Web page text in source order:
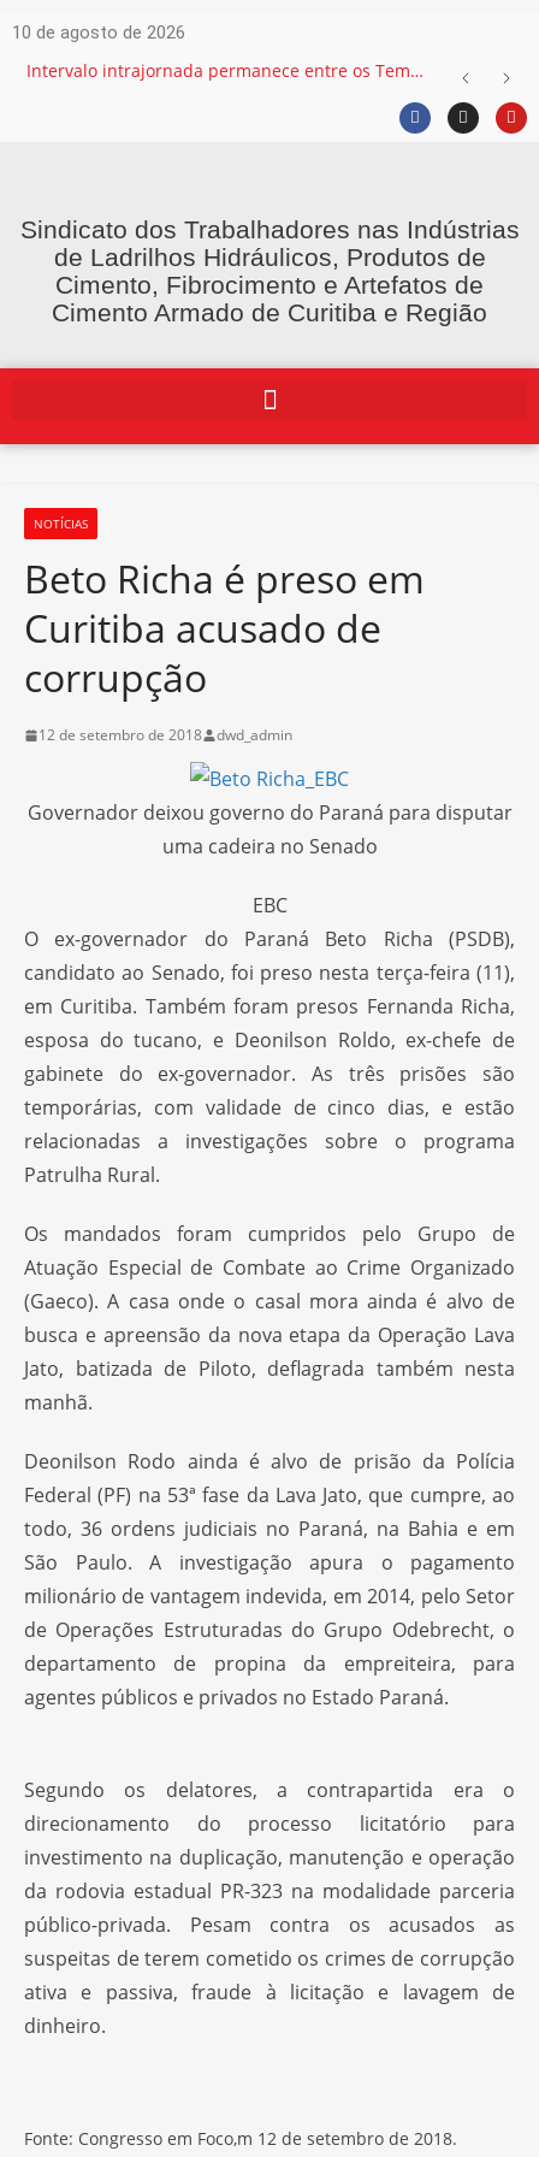
10 de agosto de 2026
Intervalo intrajornada permanece entre os Temas mais recorrentes na Justiça do Trabalho e exige atenção das empresas
Sindicato dos Trabalhadores nas Indústrias
de Ladrilhos Hidráulicos, Produtos de
Cimento, Fibrocimento e Artefatos de
Cimento Armado de Curitiba e Região
NOTÍCIAS
Beto Richa é preso em
Curitiba acusado de
corrupção
12 de setembro de 2018 dwd_admin
Governador deixou governo do Paraná para disputar
uma cadeira no Senado
EBC
O ex-governador do Paraná Beto Richa (PSDB),
candidato ao Senado, foi preso nesta terça-feira (11),
em Curitiba. Também foram presos Fernanda Richa,
esposa do tucano, e Deonilson Roldo, ex-chefe de
gabinete do ex-governador. As três prisões são
temporárias, com validade de cinco dias, e estão
relacionadas a investigações sobre o programa
Patrulha Rural.
Os mandados foram cumpridos pelo Grupo de
Atuação Especial de Combate ao Crime Organizado
(Gaeco). A casa onde o casal mora ainda é alvo de
busca e apreensão da nova etapa da Operação Lava
Jato, batizada de Piloto, deflagrada também nesta
manhã.
Deonilson Rodo ainda é alvo de prisão da Polícia
Federal (PF) na 53ª fase da Lava Jato, que cumpre, ao
todo, 36 ordens judiciais no Paraná, na Bahia e em
São Paulo. A investigação apura o pagamento
milionário de vantagem indevida, em 2014, pelo Setor
de Operações Estruturadas do Grupo Odebrecht, o
departamento de propina da empreiteira, para
agentes públicos e privados no Estado Paraná.
Segundo os delatores, a contrapartida era o
direcionamento do processo licitatório para
investimento na duplicação, manutenção e operação
da rodovia estadual PR-323 na modalidade parceria
público-privada. Pesam contra os acusados as
suspeitas de terem cometido os crimes de corrupção
ativa e passiva, fraude à licitação e lavagem de
dinheiro.
Fonte: Congresso em Foco,m 12 de setembro de 2018.